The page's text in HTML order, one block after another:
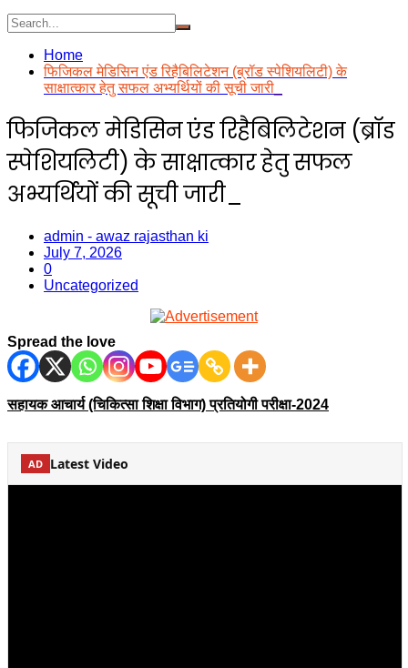
Home
फिजिकल मेडिसिन एंड रिहैबिलिटेशन (ब्रॉड स्पेशियलिटी) के
साक्षात्कार हेतु सफल अभ्यर्थियों की सूची जारी_
फिजिकल मेडिसिन एंड रिहैबिलिटेशन (ब्रॉड
स्पेशियलिटी) के साक्षात्कार हेतु सफल
अभ्यर्थियों की सूची जारी_
admin - awaz rajasthan ki
July 7, 2026
0
Uncategorized
Spread the love
सहायक आचार्य (चिकित्सा शिक्षा विभाग) प्रतियोगी परीक्षा-2024
AD Latest Video